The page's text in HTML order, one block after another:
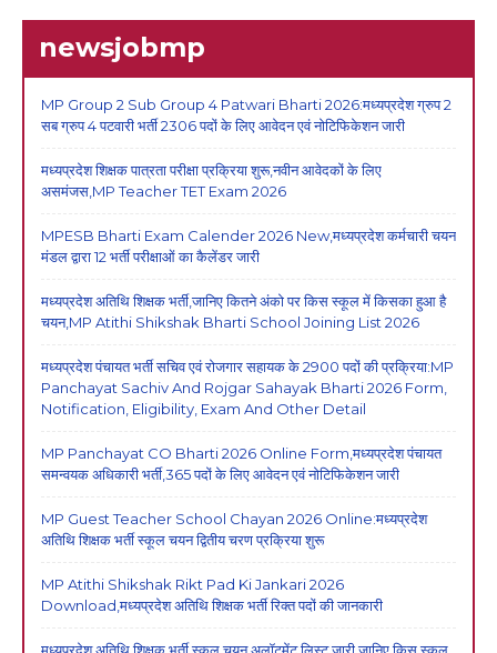
newsjobmp
MP Group 2 Sub Group 4 Patwari Bharti 2026:मध्यप्रदेश ग्रुप 2
सब ग्रुप 4 पटवारी भर्ती 2306 पदों के लिए आवेदन एवं नोटिफिकेशन जारी
मध्यप्रदेश शिक्षक पात्रता परीक्षा प्रक्रिया शुरू,नवीन आवेदकों के लिए
असमंजस,MP Teacher TET Exam 2026
MPESB Bharti Exam Calender 2026 New,मध्यप्रदेश कर्मचारी चयन
मंडल द्वारा 12 भर्ती परीक्षाओं का कैलेंडर जारी
मध्यप्रदेश अतिथि शिक्षक भर्ती,जानिए कितने अंको पर किस स्कूल में किसका हुआ है
चयन,MP Atithi Shikshak Bharti School Joining List 2026
मध्यप्रदेश पंचायत भर्ती सचिव एवं रोजगार सहायक के 2900 पदों की प्रक्रिया:MP
Panchayat Sachiv And Rojgar Sahayak Bharti 2026 Form,
Notification, Eligibility, Exam And Other Detail
MP Panchayat CO Bharti 2026 Online Form,मध्यप्रदेश पंचायत
समन्वयक अधिकारी भर्ती,365 पदों के लिए आवेदन एवं नोटिफिकेशन जारी
MP Guest Teacher School Chayan 2026 Online:मध्यप्रदेश
अतिथि शिक्षक भर्ती स्कूल चयन द्वितीय चरण प्रक्रिया शुरू
MP Atithi Shikshak Rikt Pad Ki Jankari 2026
Download,मध्यप्रदेश अतिथि शिक्षक भर्ती रिक्त पदों की जानकारी
मध्यप्रदेश अतिथि शिक्षक भर्ती स्कूल चयन अलॉटमेंट लिस्ट जारी,जानिए किस स्कूल